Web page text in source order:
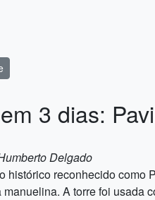
3 dias:
Delgado
histórico reconhecido
A torre foi usada